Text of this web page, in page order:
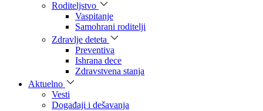
Roditeljstvo
Vaspitanje
Samohrani roditelji
Zdravlje deteta
Preventiva
Ishrana dece
Zdravstvena stanja
Aktuelno
Vesti
Događaji i dešavanja